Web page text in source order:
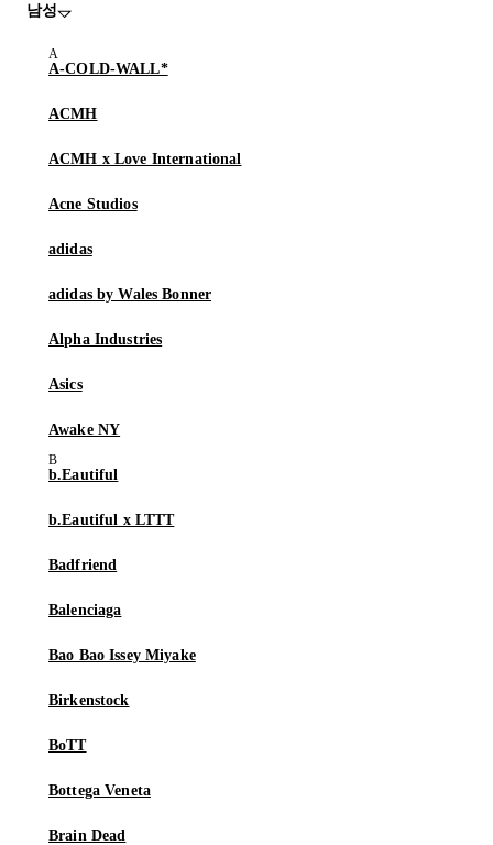
남성
A-COLD-WALL*
ACMH
ACMH x Love International
Acne Studios
adidas
adidas by Wales Bonner
Alpha Industries
Asics
Awake NY
b.Eautiful
b.Eautiful x LTTT
Badfriend
Balenciaga
Bao Bao Issey Miyake
Birkenstock
BoTT
Bottega Veneta
Brain Dead